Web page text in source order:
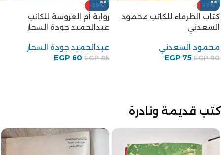
-17%
كتاب الظرفاء للكاتب محمود
السعدني
محمود السعدني
EGP90
EGP 75
-29%
رواية أم العروسة للكاتب
عبدالحميد جودة السحار
عبدالحميد جودة السحار
EGP85
EGP 60
كتب قديمة ونادرة